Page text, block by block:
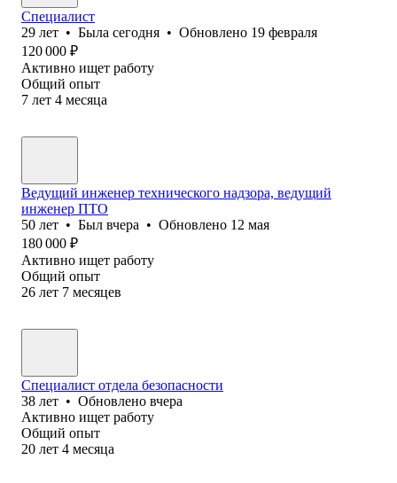
Специалист
29 лет • Была сегодня • Обновлено 19 февраля
120 000 ₽
Активно ищет работу
Общий опыт
7 лет 4 месяца
Ведущий инженер технического надзора, ведущий
инженер ПТО
50 лет • Был вчера • Обновлено 12 мая
180 000 ₽
Активно ищет работу
Общий опыт
26 лет 7 месяцев
Специалист отдела безопасности
38 лет • Обновлено вчера
Активно ищет работу
Общий опыт
20 лет 4 месяца